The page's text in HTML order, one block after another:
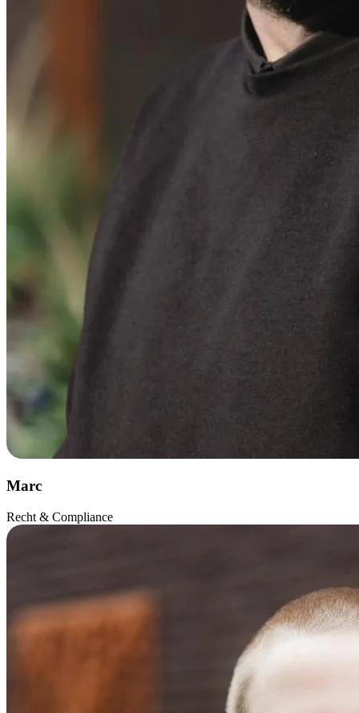
Marc
Recht & Compliance